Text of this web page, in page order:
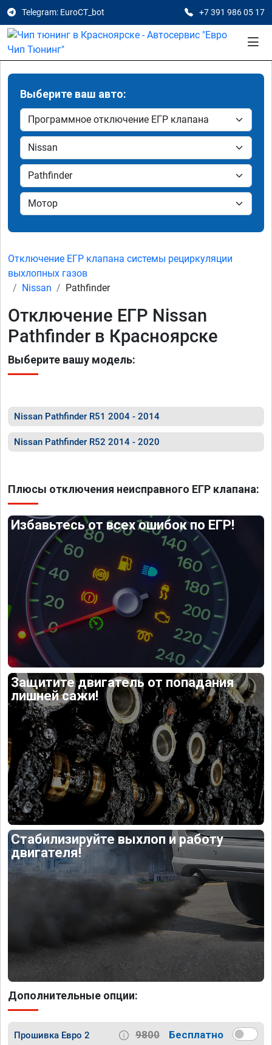
Telegram: EuroCT_bot +7 391 986 05 17
Выберите ваш авто:
Отключение ЕГР клапана системы рециркуляции
выхлопных газов
Nissan
Pathfinder
Отключение ЕГР Nissan
Pathfinder в Красноярске
Выберите вашу модель:
Nissan Pathfinder R51 2004 - 2014
Nissan Pathfinder R52 2014 - 2020
Плюсы отключения неисправного ЕГР клапана:
Избавьтесь от всех ошибок по ЕГР!
Защитите двигатель от попадания
лишней сажи!
Стабилизируйте выхлоп и работу
двигателя!
Дополнительные опции:
Прошивка Евро 2 9800 Бесплатно